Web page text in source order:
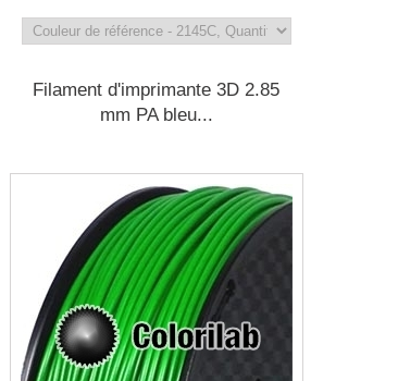
Filament d'imprimante 3D 2.85
mm PA bleu...